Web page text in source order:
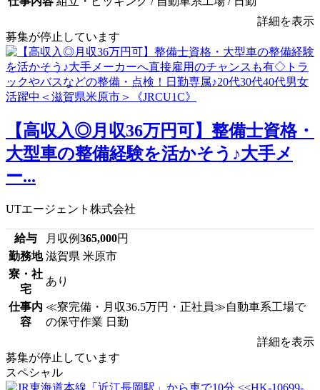
詳細を表示
募集が停止しています
【高収入◎月収36万円可】整備士資格・
大型車の整備経験を活かそう♪大手メ
ー...
UTエージェント株式会社
給与 月収例365,000円
勤務地 滋賀県 米原市
寮・社
宅
あり
仕事内
容
≪寮完備・月収36.5万円・正社員≫自動車系工場で
の保守作業 日勤
詳細を表示
募集が停止しています
スペシャル